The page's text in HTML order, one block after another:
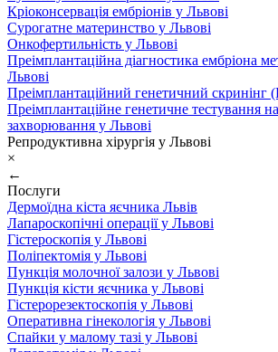
Кріоконсервація ембріонів у Львові
Сурогатне материнство у Львові
Онкофертильність у Львові
Преімплантаційна діагностика ембріона
Львові
Преімплантаційний генетичний скринінг
Преімплантаційне генетичне тестування
захворювання у Львові
Репродуктивна хірургія у Львові
×
←
Послуги
Дермоїдна кіста яєчника Львів
Лапароскопічні операції у Львові
Гістероскопія у Львові
Поліпектомія у Львові
Пункція молочної залози у Львові
Пункція кісти яєчника у Львові
Гістерорезектоскопія у Львові
Оперативна гінекологія у Львові
Спайки у малому тазі у Львові